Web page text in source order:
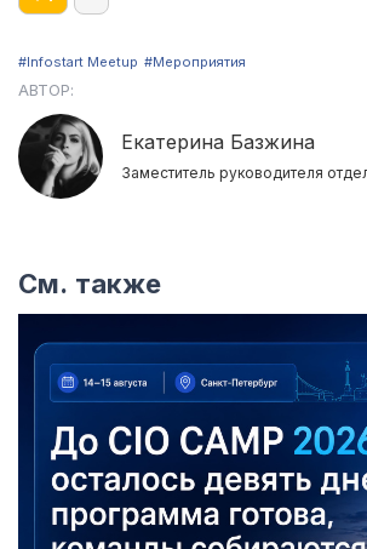
#Infostart Meetup #Мероприятия
АВТОР:
Екатерина Базжина
Заместитель руководителя
См. также